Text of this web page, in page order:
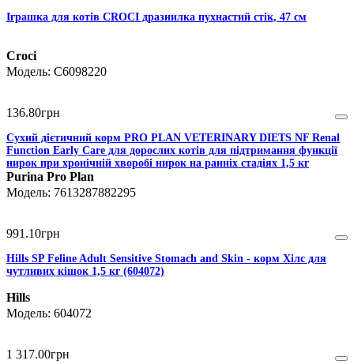
Іграшка для котів CROCI дразнилка пухнастий стік, 47 см
Croci
C6098220
136.80грн
Сухий дієтичний корм PRO PLAN VETERINARY DIETS NF Renal
Function Early Care для дорослих котів для підтримання функції
нирок при хронічній хворобі нирок на ранніх стадіях 1,5 кг
Purina Pro Plan
7613287882295
991 .10грн
Hills SP Feline Adult Sensitive Stomach and Skin - корм Хілс для
чутливих кішок 1,5 кг (604072)
Hills
604072
1 317.00грн